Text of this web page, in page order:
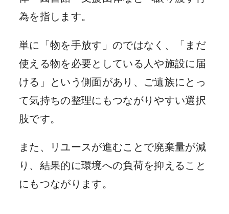
為を指します。
単に「物を手放す」のではなく、「まだ
使える物を必要としている人や施設に届
ける」という側面があり、ご遺族にとっ
て気持ちの整理にもつながりやすい選択
肢です。
また、リユースが進むことで廃棄量が減
り、結果的に環境への負荷を抑えること
にもつながります。